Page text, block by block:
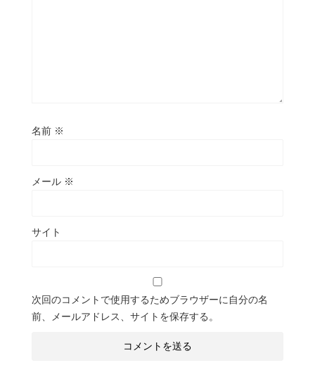
名前 ※
メール ※
サイト
次回のコメントで使用するためブラウザーに自分の名
前、メールアドレス、サイトを保存する。